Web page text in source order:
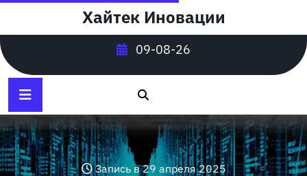
содержимому
Хайтек Иновации
09-08-26
Запись в 29 апреля 2025